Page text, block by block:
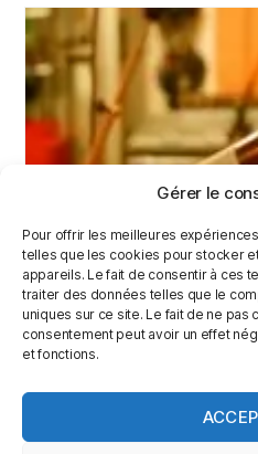
Gérer le
Pour offrir les meilleures
telles que les cookies pour stocker
appareils. Le fait de consentir à ces
traiter des données telles que le
uniques sur ce site. Le fait de ne pas
consentement peut avoir un effet
et fonctions.
Repetitions